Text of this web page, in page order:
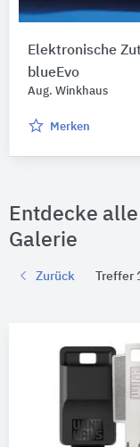
Elektronische
blueEvo
Aug. Winkhaus
Merken
Entdecke
Galerie
Zurück Treffer